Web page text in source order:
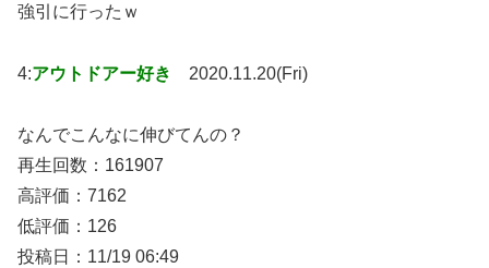
強引に行ったｗ
4:アウトドアー好き 2020.11.20(Fri)
なんでこんなに伸びてんの？
再生回数：161907
高評価：7162
低評価：126
投稿日：11/19 06:49